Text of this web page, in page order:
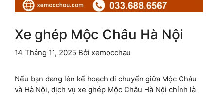
Xe ghép Mộc Châu Hà Nội
14 Tháng 11, 2025 Bởi xemocchau
Nếu bạn đang lên kế hoạch di chuyển giữa Mộc Châu
và Hà Nội, dịch vụ xe ghép Mộc Châu Hà Nội chính là